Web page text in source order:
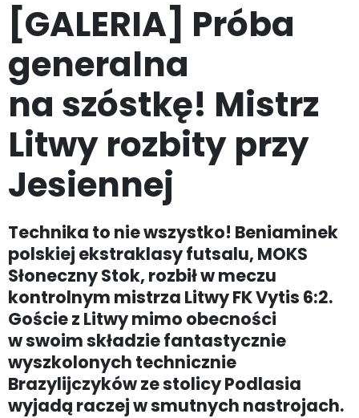
[GALERIA] Próba
generalna
na szóstkę! Mistrz
Litwy rozbity przy
Jesiennej
Technika to nie wszystko! Beniaminek
polskiej ekstraklasy futsalu, MOKS
Słoneczny Stok, rozbił w meczu
kontrolnym mistrza Litwy FK Vytis 6:2.
Goście z Litwy mimo obecności
w swoim składzie fantastycznie
wyszkolonych technicznie
Brazylijczyków ze stolicy Podlasia
wyjadą raczej w smutnych nastrojach.